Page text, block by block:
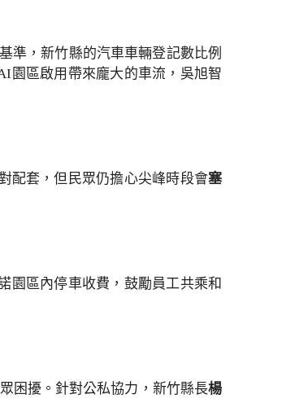
準，新竹縣的汽車車輛登記數比例
園區啟用帶來龐大的車流，吳旭智
配套，但民眾仍擔心尖峰時段會塞
園區內停車收費，鼓勵員工共乘和
困擾。針對公私協力，新竹縣長楊